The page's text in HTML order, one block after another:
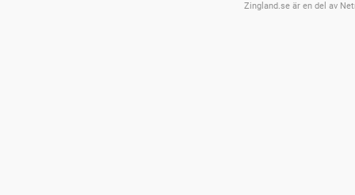
Zingland.se är en del av